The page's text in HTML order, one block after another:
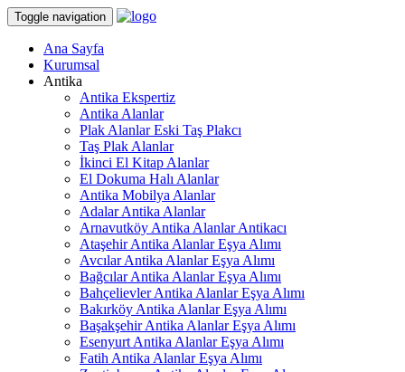
Toggle navigation
Ana Sayfa
Kurumsal
Antika
Antika Ekspertiz
Antika Alanlar
Plak Alanlar Eski Taş Plakcı
Taş Plak Alanlar
İkinci El Kitap Alanlar
El Dokuma Halı Alanlar
Antika Mobilya Alanlar
Adalar Antika Alanlar
Arnavutköy Antika Alanlar Antikacı
Ataşehir Antika Alanlar Eşya Alımı
Avcılar Antika Alanlar Eşya Alımı
Bağcılar Antika Alanlar Eşya Alımı
Bahçelievler Antika Alanlar Eşya Alımı
Bakırköy Antika Alanlar Eşya Alımı
Başakşehir Antika Alanlar Eşya Alımı
Esenyurt Antika Alanlar Eşya Alımı
Fatih Antika Alanlar Eşya Alımı